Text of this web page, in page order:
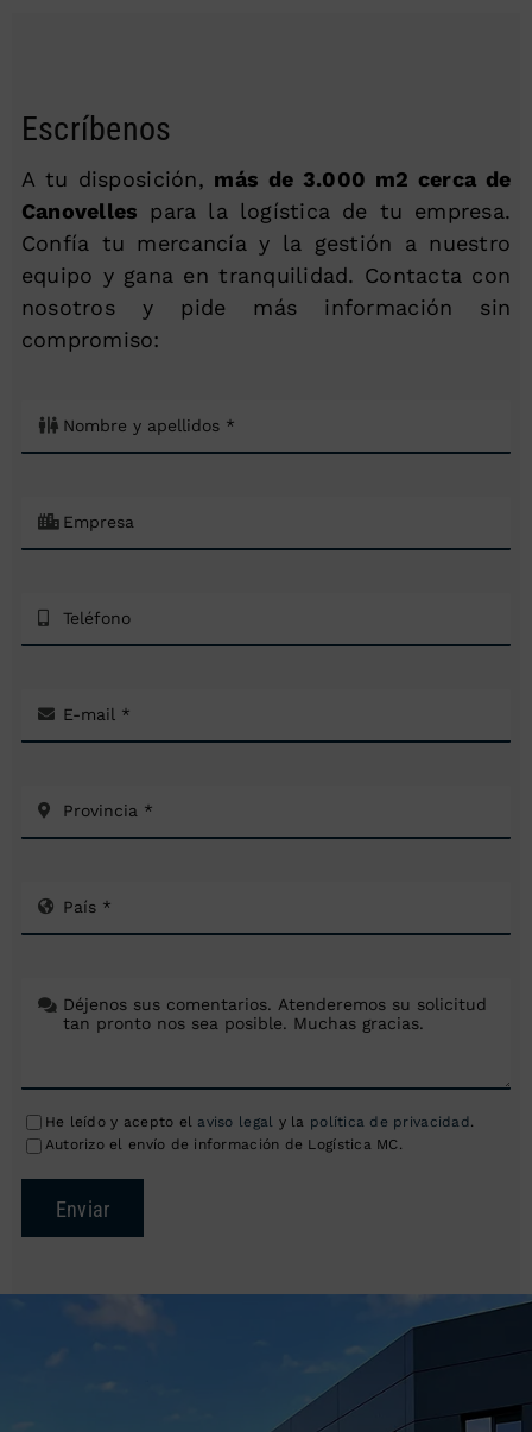
Escríbenos
A tu disposición, más de 3.000 m2 cerca de
Canovelles para la logística de tu empresa.
Confía tu mercancía y la gestión a nuestro
equipo y gana en tranquilidad. Contacta con
nosotros y pide más información sin
compromiso:
He leído y acepto el aviso legal y la política de privacidad.
Autorizo el envío de información de Logística MC.
Enviar